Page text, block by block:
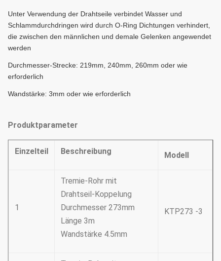
Unter Verwendung der Drahtseile verbindet Wasser und
Schlammdurchdringen wird durch O-Ring Dichtungen verhindert,
die zwischen den männlichen und demale Gelenken angewendet
werden
Durchmesser-Strecke: 219mm, 240mm, 260mm oder wie
erforderlich
Wandstärke: 3mm oder wie erforderlich
Produktparameter
Einzelteil Beschreibung Modell
1
Tremie-Rohr mit
Drahtseil-Koppelung
Durchmesser 273mm
Länge 3m
Wandstärke 4.5mm
KTP273 -3